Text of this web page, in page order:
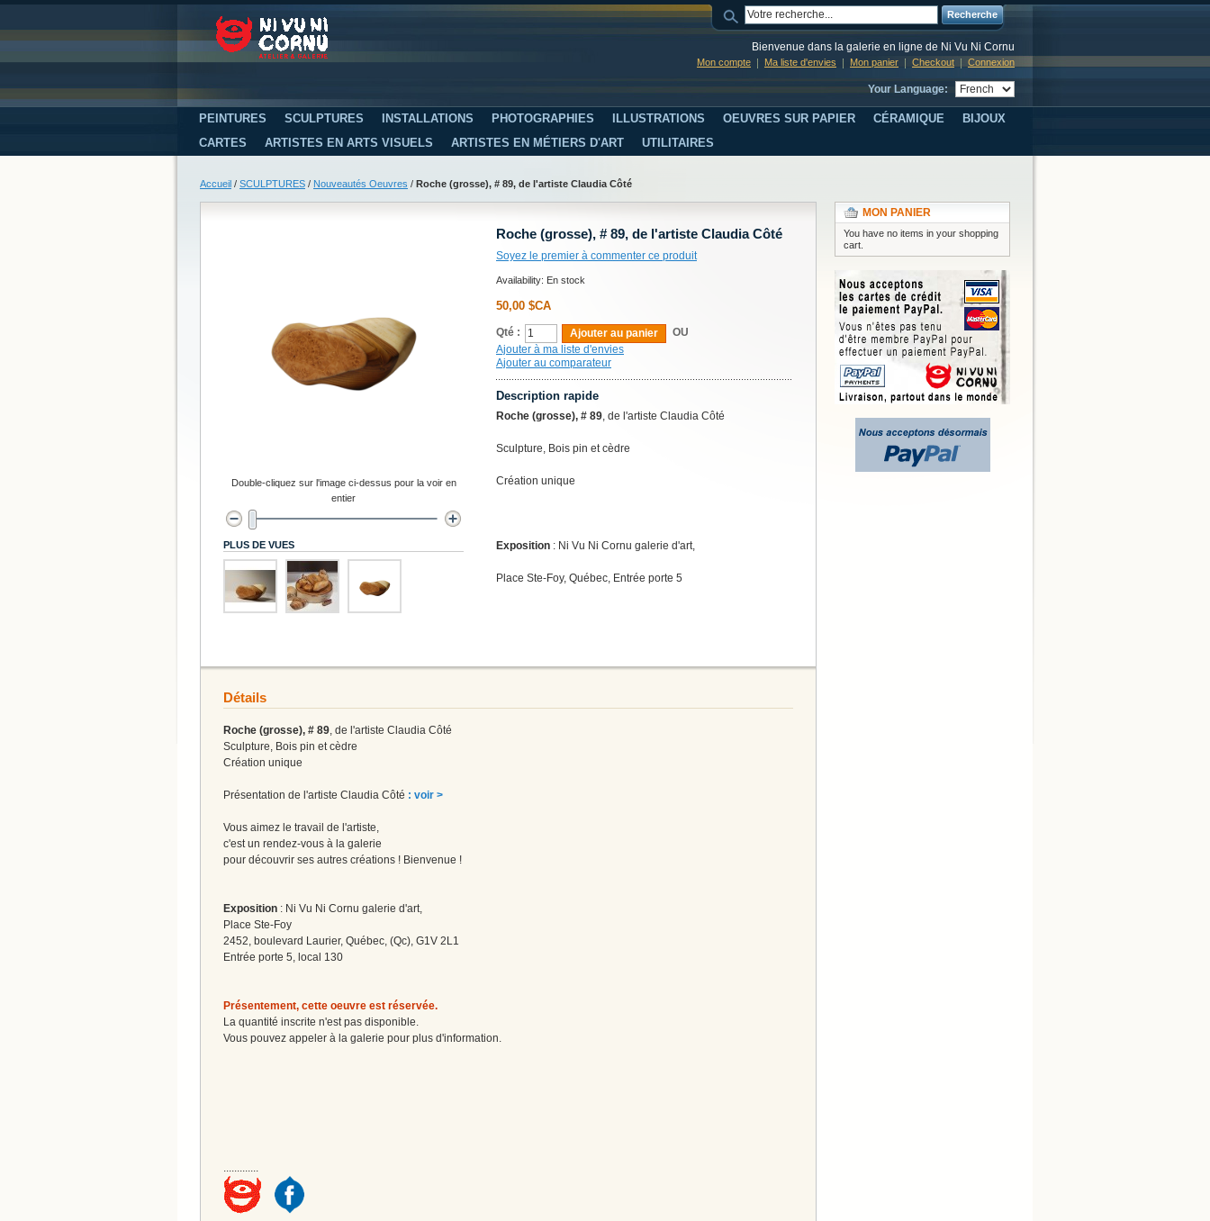
Recherche
Bienvenue dans la galerie en ligne de Ni Vu Ni Cornu
Mon compte Ma liste d'envies Mon panier Checkout Connexion
Your Language:
PEINTURES SCULPTURES INSTALLATIONS PHOTOGRAPHIES ILLUSTRATIONS OEUVRES SUR PAPIER CÉRAMIQUE
BIJOUX
CARTES
ARTISTES EN ARTS VISUELS ARTISTES EN MÉTIERS D'ART UTILITAIRES
Accueil / SCULPTURES / Nouveautés Oeuvres / Roche (grosse), # 89, de l'artiste Claudia Côté
Roche (grosse), # 89, de l'artiste Claudia Côté
Soyez le premier à commenter ce produit
Availability: En stock
50,00 $CA
Qté : Ajouter au panier
OU
Ajouter à ma liste d'envies
Ajouter au comparateur
Description rapide
Roche (grosse), # 89, de l'artiste Claudia Côté
Sculpture, Bois pin et cèdre
Création unique
Exposition : Ni Vu Ni Cornu galerie d'art,
Place Ste-Foy, Québec, Entrée porte 5
Double-cliquez sur l'image ci-dessus pour la voir en
entier
PLUS DE VUES
Détails
Roche (grosse), # 89, de l'artiste Claudia Côté
Sculpture, Bois pin et cèdre
Création unique
Présentation de l'artiste Claudia Côté : voir >
Vous aimez le travail de l'artiste,
c'est un rendez-vous à la galerie
pour découvrir ses autres créations ! Bienvenue !
Exposition : Ni Vu Ni Cornu galerie d'art,
Place Ste-Foy
2452, boulevard Laurier, Québec, (Qc), G1V 2L1
Entrée porte 5, local 130
Présentement, cette oeuvre est réservée.
La quantité inscrite n'est pas disponible.
Vous pouvez appeler à la galerie pour plus d'information.
.............
MON PANIER
You have no items in your shopping
cart.